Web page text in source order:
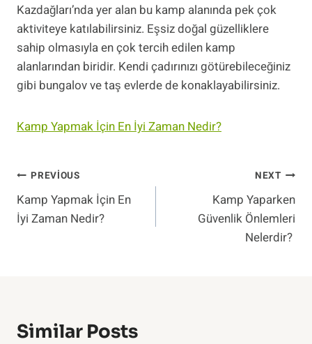
Kazdağları’nda yer alan bu kamp alanında pek çok
aktiviteye katılabilirsiniz. Eşsiz doğal güzelliklere
sahip olmasıyla en çok tercih edilen kamp
alanlarından biridir. Kendi çadırınızı götürebileceğiniz
gibi bungalov ve taş evlerde de konaklayabilirsiniz.
Kamp Yapmak İçin En İyi Zaman Nedir?
Yazı
Gezinmesi
PREVIOUS
Kamp Yapmak İçin En
İyi Zaman Nedir?
NEXT
Kamp Yaparken
Güvenlik Önlemleri
Nelerdir?
Similar Posts